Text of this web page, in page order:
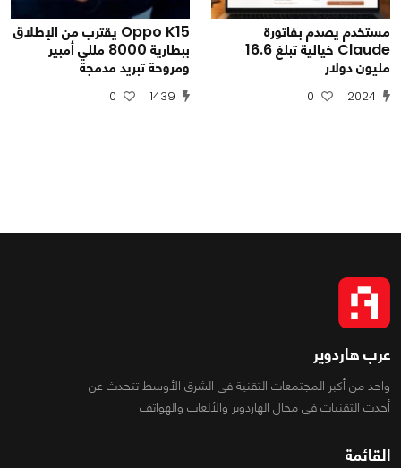
مستخدم يصدم بفاتورة
Claude خيالية تبلغ 16.6
مليون دولار
2024
0
Oppo K15 يقترب من الإطلاق
ببطارية 8000 مللي أمبير
ومروحة تبريد مدمجة
1439
0
عرب هاردوير
واحد من أكبر المجتمعات التقنية فى الشرق الأوسط تتحدث عن
أحدث التقنيات فى مجال الهاردوير والألعاب والهواتف
القائمة